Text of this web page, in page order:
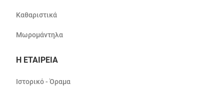
Καθαριστικά
Μωρομάντηλα
Η ΕΤΑΙΡΕΙΑ
Ιστορικό - Όραμα